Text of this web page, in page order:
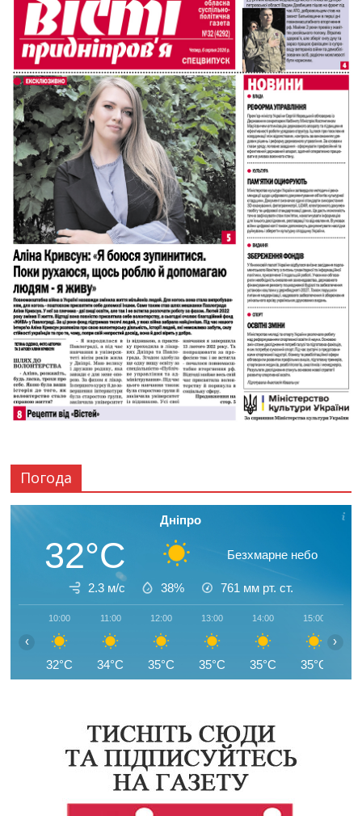
Погода
Дніпро
32°C Безхмарне небо
2.3 м/с 38% 761 мм рт. ст.
10:00
32°C
11:00
34°C
12:00
35°C
13:00
35°C
14:00
35°C
15:00
35°C
‹ ›